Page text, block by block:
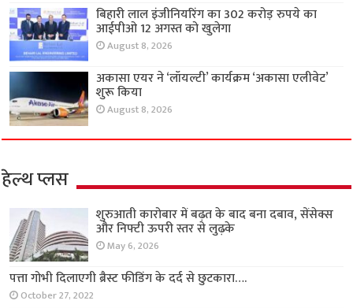
बिहारी लाल इंजीनियरिंग का 302 करोड़ रुपये का
आईपीओ 12 अगस्त को खुलेगा
August 8, 2026
अकासा एयर ने ‘लॉयल्टी’ कार्यक्रम ‘अकासा एलीवेट’
शुरू किया
August 8, 2026
हेल्थ प्लस
शुरुआती कारोबार में बढ़त के बाद बना दबाव, सेंसेक्स
और निफ्टी ऊपरी स्तर से लुढ़के
May 6, 2026
पत्ता गोभी दिलाएगी ब्रैस्ट फीडिंग के दर्द से छुटकारा….
October 27, 2022